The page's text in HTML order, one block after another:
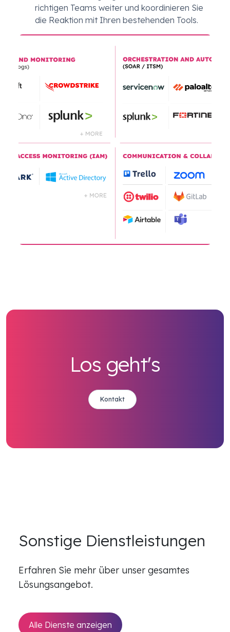
richtigen Teams weiter und koordinieren Sie
die Reaktion mit Ihren bestehenden Tools.
Los geht's
Kontakt
Sonstige Dienstleistungen
Erfahren Sie mehr über unser gesamtes
Lösungsangebot.
Alle Dienste anzeigen